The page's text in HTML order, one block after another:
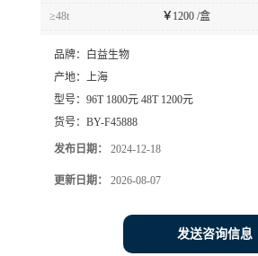
≥48t ￥ 1200 /盒
品牌：
白益生物
产地： 上海
型号： 96T 1800元 48T 1200元
货号： BY-F45888
发布日期： 2024-12-18
更新日期： 2026-08-07
发送咨询信息